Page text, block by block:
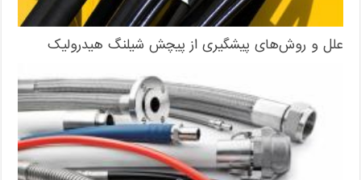
علل و روش‌های پیشگیری از پیچش شیلنگ هیدرولیک